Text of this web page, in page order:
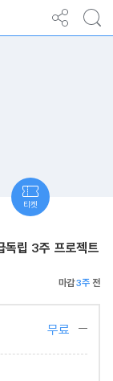
독립 3주 프로젝트
3주
무료
티켓